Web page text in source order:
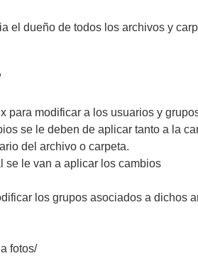
el dueño de todos los archivos y
para modificar a los usuarios y
se le deben de aplicar tanto a la
del archivo o carpeta.
se le van a aplicar los cambios
los grupos asociados a dichos
fotos/